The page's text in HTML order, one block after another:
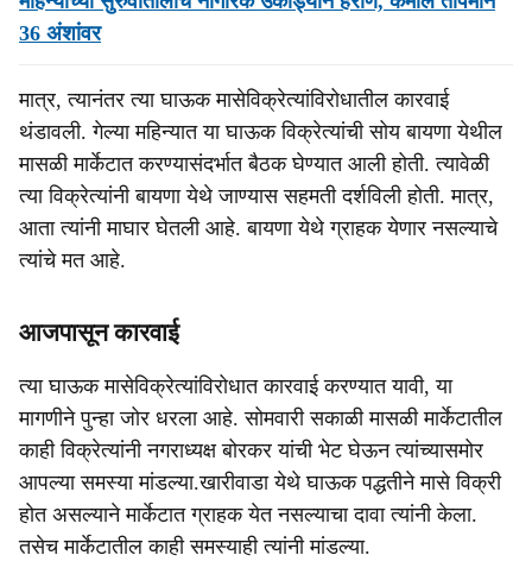
36 अंशांवर
मात्र, त्यानंतर त्या घाऊक मासेविक्रेत्यांविरोधातील कारवाई
थंडावली. गेल्या महिन्यात या घाऊक विक्रेत्यांची सोय बायणा येथील
मासळी मार्केटात करण्यासंदर्भात बैठक घेण्यात आली होती. त्यावेळी
त्या विक्रेत्यांनी बायणा येथे जाण्यास सहमती दर्शविली होती. मात्र,
आता त्यांनी माघार घेतली आहे. बायणा येथे ग्राहक येणार नसल्याचे
त्यांचे मत आहे.
आजपासून कारवाई
त्या घाऊक मासेविक्रेत्यांविरोधात कारवाई करण्यात यावी, या
मागणीने पुन्हा जोर धरला आहे. सोमवारी सकाळी मासळी मार्केटातील
काही विक्रेत्यांनी नगराध्यक्ष बोरकर यांची भेट घेऊन त्यांच्यासमोर
आपल्या समस्या मांडल्या.खारीवाडा येथे घाऊक पद्धतीने मासे विक्री
होत असल्याने मार्केटात ग्राहक येत नसल्याचा दावा त्यांनी केला.
तसेच मार्केटातील काही समस्याही त्यांनी मांडल्या.